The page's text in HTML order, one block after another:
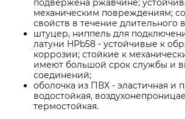
подвержена ржавчине;
механическим повреждениям;
свойств в течение длительного
штуцер, ниппель для
латуни HPb58 - устойчивые к
коррозии; стойкие к
имеют большой срок службы и
соединений;
оболочка из ПВХ - эластичная и
водостойкая,
термостойкая.